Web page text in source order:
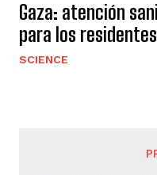
Gaza: atención
para los
SCIENCE